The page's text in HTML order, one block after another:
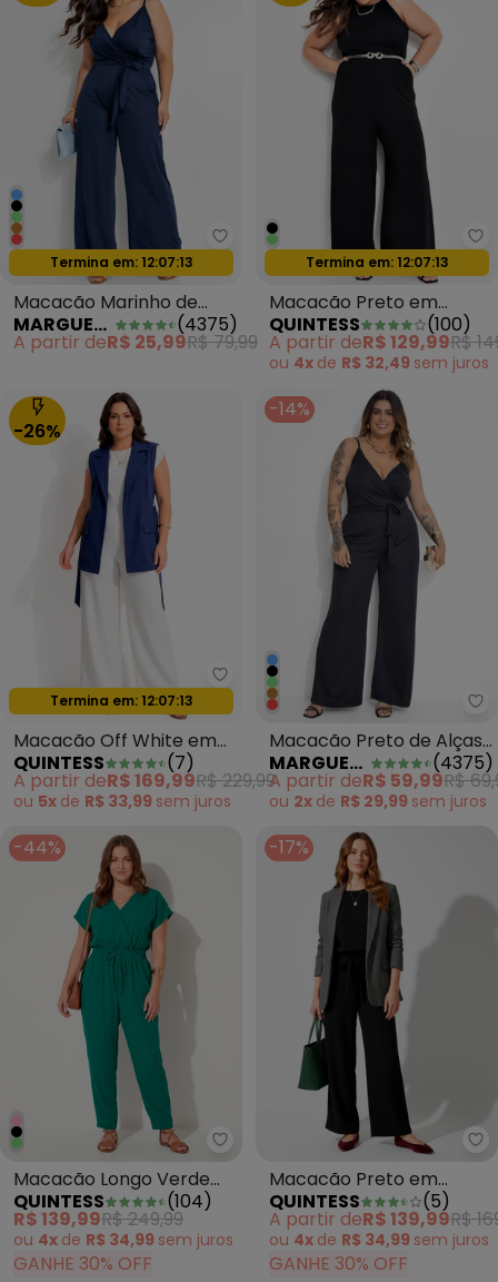
Marguerite - Macacão Marinho
Oferta relâmpago
Termina em:12:07:11
Macacão Marinho de
Alças e Amarração Plus
Size
MARGUERITE (4375)
A partir deR$ 25,99R$ 79,99
Oferta relâmpago
Termina em:12:07:11
Macacão Preto em
Malha de Viscose com
Elastano
QUINTESS (100)
A partir deR$ 129,99R$
ou 4x de R$ 32,49 sem juros
-26%
Quintess - Macacão Off White
Oferta relâmpago
Termina em:12:07:11
Macacão Off White em
Tecido de Alfaiataria
QUINTESS (7)
A partir deR$ 169,99R$ 229,99
ou 5x de R$ 33,99 sem juros
-14%
Macacão Preto de Alças
e Amarração Plus Size
MARGUERITE (4375)
A partir deR$ 59,99R$
ou 2x de R$ 29,99 sem juros
-44%
Quintess - Macacão Longo
Macacão Longo Verde
Acinturado com Bolsos
QUINTESS (104)
R$ 139,99R$ 249,99
ou 4x de R$ 34,99 sem juros
GANHE 30% OFF
-17%
Macacão Preto em
Malha Crepe
QUINTESS (5)
A partir deR$ 139,99R$
ou 4x de R$ 34,99 sem juros
GANHE 30% OFF